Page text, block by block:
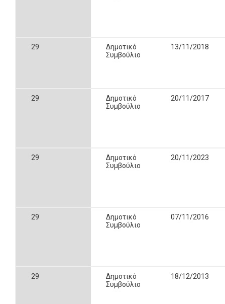
29
Δημοτικό
Συμβούλιο
13/11/2018
29
Δημοτικό
Συμβούλιο
20/11/2017
29
Δημοτικό
Συμβούλιο
20/11/2023
29
Δημοτικό
Συμβούλιο
07/11/2016
29
Δημοτικό
Συμβούλιο
18/12/2013